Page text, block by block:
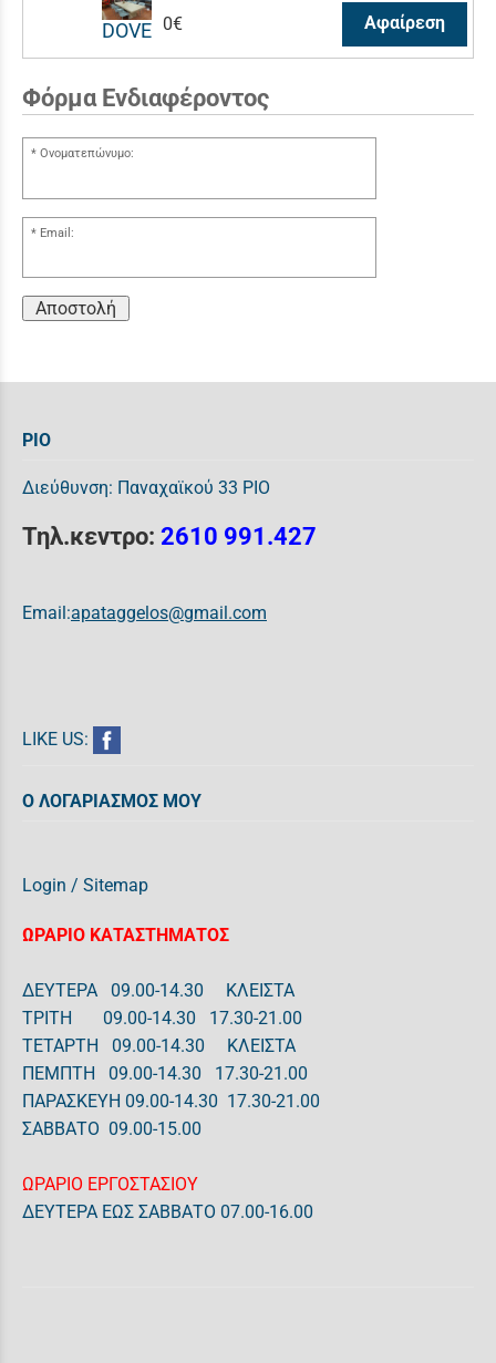
DOVE 0€ Αφαίρεση
Φόρμα Ενδιαφέροντος
Ονοματεπώνυμο:
Email:
Αποστολή
ΡΙΟ
Διεύθυνση: Παναχαϊκού 33 ΡΙΟ
Τηλ.κεντρο: 2610 991.427
Email:apataggelos@gmail.com
LIKE US:
Ο ΛΟΓΑΡΙΑΣΜΟΣ ΜΟΥ
Login / Sitemap
ΩΡΑΡΙΟ ΚΑΤΑΣΤΗΜΑΤΟΣ
ΔΕΥΤΕΡΑ 09.00-14.30 ΚΛΕΙΣΤΑ
ΤΡΙΤΗ 09.00-14.30 17.30-21.00
ΤΕΤΑΡΤΗ 09.00-14.30 ΚΛΕΙΣΤΑ
ΠΕΜΠΤΗ 09.00-14.30 17.30-21.00
ΠΑΡΑΣΚΕΥΗ 09.00-14.30 17.30-21.00
ΣΑΒΒΑΤΟ 09.00-15.00
ΩΡΑΡΙΟ ΕΡΓΟΣΤΑΣΙΟΥ
ΔΕΥΤΕΡΑ ΕΩΣ ΣΑΒΒΑΤΟ 07.00-16.00